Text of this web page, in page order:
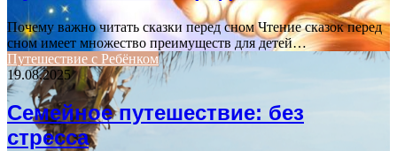
Почему важно читать сказки перед сном Чтение сказок перед
сном имеет множество преимуществ для детей…
Путешествие с Ребёнком
19.08.2025
Семейное путешествие: без
стресса